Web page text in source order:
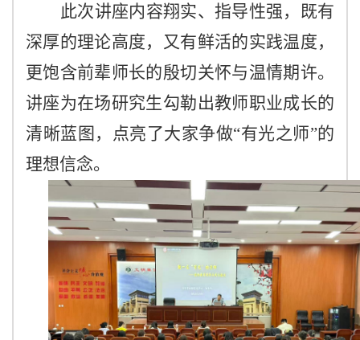
此次讲座内容翔实、指导性强，既有
深厚的理论高度，又有鲜活的实践温度，
更饱含前辈师长的殷切关怀与温情期许。
讲座为在场研究生勾勒出教师职业成长的
清晰蓝图，点亮了大家争做“有光之师”的
理想信念。